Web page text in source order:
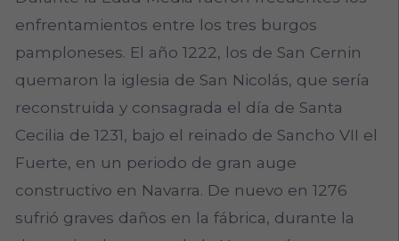
enfrentamientos entre los tres burgos
pamploneses. El año 1222, los de San Cernin
quemaron la iglesia de San Nicolás, que sería
reconstruida y consagrada el día de Santa
Cecilia de 1231, bajo el reinado de Sancho VII el
Fuerte, en un periodo de gran auge
constructivo en Navarra. De nuevo en 1276
sufrió graves daños en la fábrica, durante la